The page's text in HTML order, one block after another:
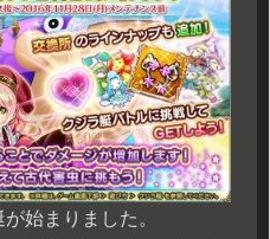
始まりました。